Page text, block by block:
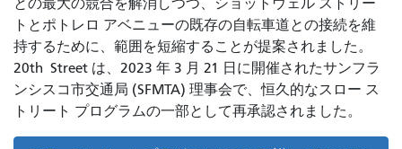
との最大の競合を解消しつつ、ショットウェル ストリー
トとポトレロ アベニューの既存の自転車道との接続を維
持するために、範囲を短縮することが提案されました。
20th Street は、2023 年 3 月 21 日に開催されたサンフラ
ンシスコ市交通局 (SFMTA) 理事会で、恒久的なスロー ス
トリート プログラムの一部として再承認されました。